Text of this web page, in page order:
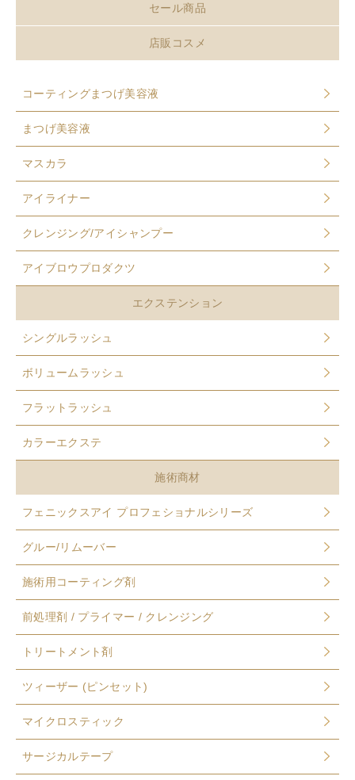
セール商品
店販コスメ
コーティングまつげ美容液
まつげ美容液
マスカラ
アイライナー
クレンジング/アイシャンプー
アイブロウプロダクツ
エクステンション
シングルラッシュ
ボリュームラッシュ
フラットラッシュ
カラーエクステ
施術商材
フェニックスアイ プロフェショナルシリーズ
グルー/リムーバー
施術用コーティング剤
前処理剤 / プライマー / クレンジング
トリートメント剤
ツィーザー (ピンセット)
マイクロスティック
サージカルテープ